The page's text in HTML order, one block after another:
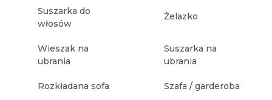
Suszarka do
włosów
Żelazko
Wieszak na
ubrania
Suszarka na
ubrania
Rozkładana sofa Szafa / garderoba